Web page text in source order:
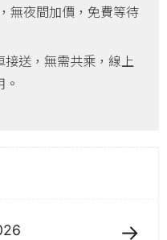
無夜間加價，免費等待
接送，無需共乘，線上